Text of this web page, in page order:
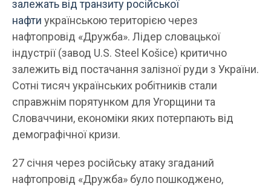
залежать від транзиту російської
нафти українською територією через
нафтопровід «Дружба». Лідер словацької
індустрії (завод U.S. Steel Košice) критично
залежить від постачання залізної руди з України.
Сотні тисяч українських робітників стали
справжнім порятунком для Угорщини та
Словаччини, економіки яких потерпають від
демографічної кризи.
27 січня через російську атаку згаданий
нафтопровід «Дружба» було пошкоджено,